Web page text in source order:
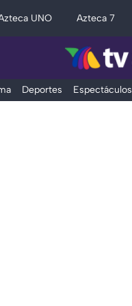
UNO Azteca 7
Deportes Espectáculos